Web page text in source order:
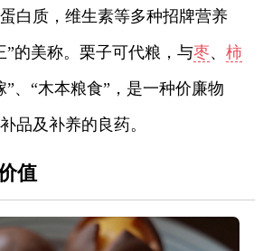
白质，维生素等多种招牌营养
”的美称。栗子可代粮，与枣、柿
”、“木本粮食”，是一种价廉物
品及补养的良药。
值